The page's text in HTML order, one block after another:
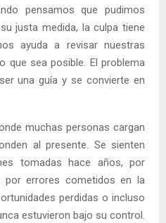
pensamos que pudimos
justa medida, la culpa tiene
ayuda a revisar nuestras
que sea posible. El problema
una guía y se convierte en
muchas personas cargan
al presente. Se sienten
tomadas hace años, por
por errores cometidos en la
perdidas o incluso
estuvieron bajo su control.